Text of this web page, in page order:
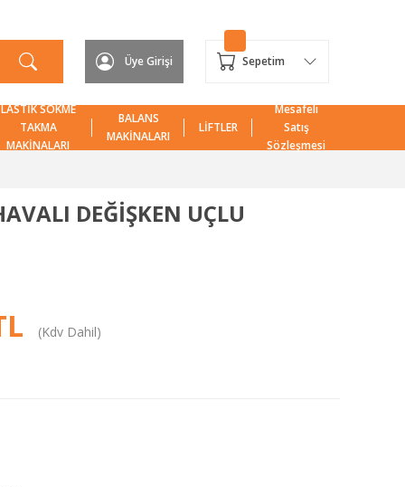
Üye Girişi Sepetim
LASTİK SÖKME
TAKMA
MAKİNALARI
BALANS
MAKİNALARI
LİFTLER
Mesafeli
Satış
Sözleşmesi
DEĞİŞKEN UÇLU
(Kdv Dahil)